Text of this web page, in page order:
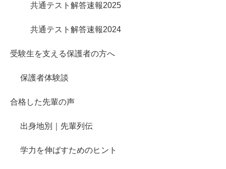
共通テスト解答速報2025
共通テスト解答速報2024
受験生を支える保護者の方へ
保護者体験談
合格した先輩の声
出身地別｜先輩列伝
学力を伸ばすためのヒント